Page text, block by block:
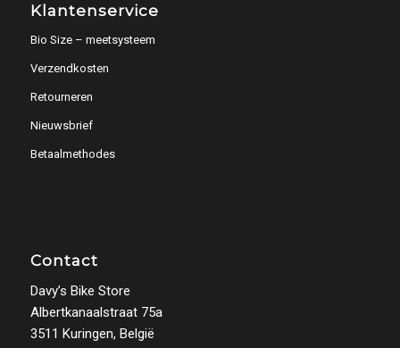
Klantenservice
Bio Size – meetsysteem
Verzendkosten
Retourneren
Nieuwsbrief
Betaalmethodes
Contact
Davy’s Bike Store
Albertkanaalstraat 75a
3511 Kuringen, België